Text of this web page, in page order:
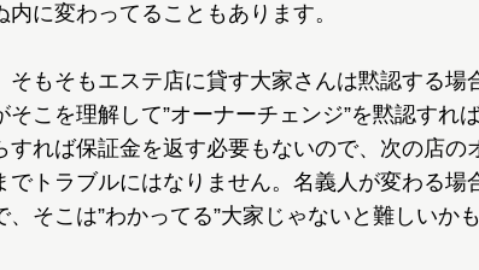
内に変わってることもあります。
そもそもエステ店に貸す大家さんは黙認する
そこを理解して”オーナーチェンジ”を黙認すれ
すれば保証金を返す必要もないので、次の店
でトラブルにはなりません。名義人が変わる場
、そこは”わかってる”大家じゃないと難しいか